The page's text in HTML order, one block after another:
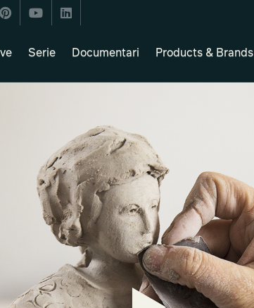
Serie Documentari Products & Brands